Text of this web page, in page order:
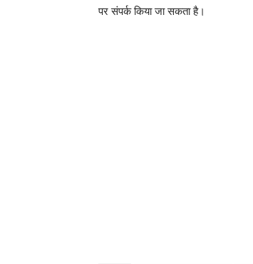
पर संपर्क किया जा सकता है।